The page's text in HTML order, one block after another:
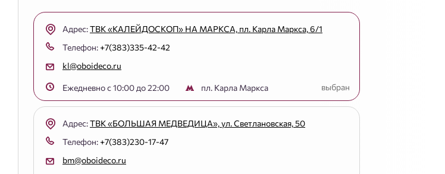
Адрес:ТВК «КАЛЕЙДОСКОП» НА МАРКСА, пл. Карла Маркса, 6/1
Телефон: +7(383)335-42-42
kl@oboideco.ru
Ежедневно с 10:00 до 22:00 пл. Карла Маркса выбран
Адрес:ТВК «БОЛЬШАЯ МЕДВЕДИЦА», ул. Светлановская, 50
Телефон: +7(383)230-17-47
bm@oboideco.ru